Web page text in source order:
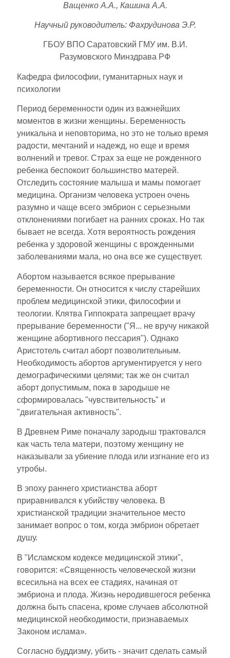
Ващенко А.А., Кашина А.А.
Научный руководитель: Фахрудинова Э.Р.
ГБОУ ВПО Саратовский ГМУ им. В.И.
Разумовского Минздрава РФ
Кафедра философии, гуманитарных наук и
психологии
Период беременности один из важнейших
моментов в жизни женщины. Беременность
уникальна и неповторима, но это не только время
радости, мечтаний и надежд, но еще и время
волнений и тревог. Страх за еще не рожденного
ребенка беспокоит большинство матерей.
Отследить состояние малыша и мамы помогает
медицина. Организм человека устроен очень
разумно и чаще всего эмбрион с серьезными
отклонениями погибает на ранних сроках. Но так
бывает не всегда. Хотя вероятность рождения
ребенка у здоровой женщины с врожденными
заболеваниями мала, но она все же существует.
Абортом называется всякое прерывание
беременности. Он относится к числу старейших
проблем медицинской этики, философии и
теологии. Клятва Гиппократа запрещает врачу
прерывание беременности ("Я... не вручу никакой
женщине абортивного пессария"). Однако
Аристотель считал аборт позволительным.
Необходимость абортов аргументируется у него
демографическими целями; так же он считал
аборт допустимым, пока в зародыше не
сформировалась "чувствительность" и
"двигательная активность".
В Древнем Риме поначалу зародыш трактовался
как часть тела матери, поэтому женщину не
наказывали за убиение плода или изгнание его из
утробы.
В эпоху раннего христианства аборт
приравнивался к убийству человека. В
христианской традиции значительное место
занимает вопрос о том, когда эмбрион обретает
душу.
В "Исламском кодексе медицинской этики",
говорится: «Священность человеческой жизни
всесильна на всех ее стадиях, начиная от
эмбриона и плода. Жизнь неродившегося ребенка
должна быть спасена, кроме случаев абсолютной
медицинской необходимости, признаваемых
Законом ислама».
Согласно буддизму,убить - значит сделать самый